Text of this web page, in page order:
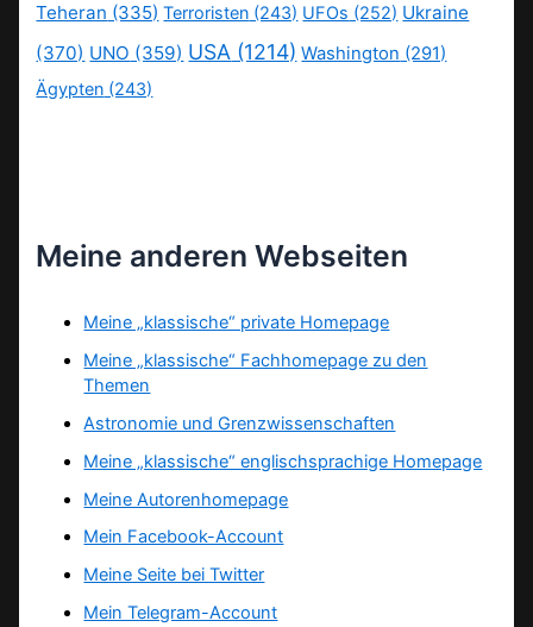
Teheran (335) Terroristen (243) UFOs (252) Ukraine
(370) UNO (359) USA (1214) Washington (291)
Ägypten (243)
Meine anderen Webseiten
Meine „klassische“ private Homepage
Meine „klassische“ Fachhomepage zu den
Themen
Astronomie und Grenzwissenschaften
Meine „klassische“ englischsprachige Homepage
Meine Autorenhomepage
Mein Facebook-Account
Meine Seite bei Twitter
Mein Telegram-Account